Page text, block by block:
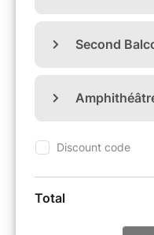
De la fraîcheur
profondeur des
vous.
majeur op. 5 n° 1